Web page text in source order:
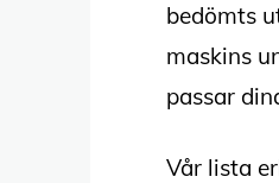
bedömts
maskins
passar
Vår lista